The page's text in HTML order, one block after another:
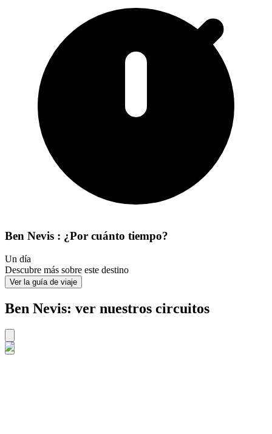
Ben Nevis : ¿Por cuánto tiempo?
Un día
Descubre más sobre este destino
Ver la guía de viaje
Ben Nevis: ver nuestros circuitos